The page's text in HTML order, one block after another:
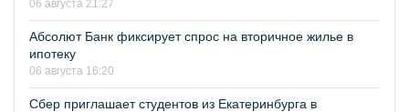
06 августа 21:27
Абсолют Банк фиксирует спрос на вторичное жилье в
ипотеку
06 августа 16:20
Сбер приглашает студентов из Екатеринбурга в